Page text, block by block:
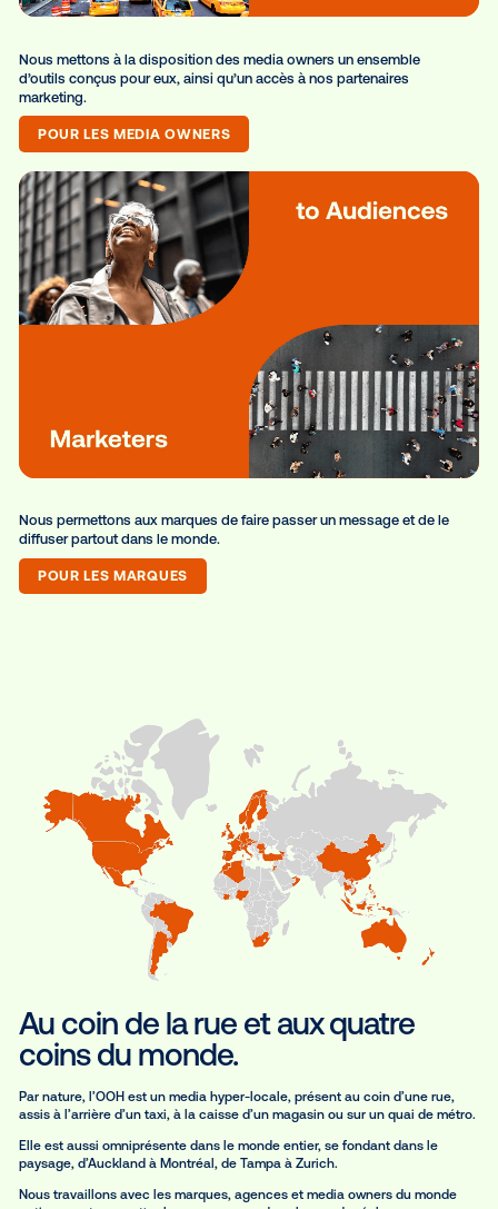
Nous mettons à la disposition des media owners un ensemble
marketing.
POUR LES MEDIA OWNERS
Nous permettons aux marques de faire passer un message et
diffuser partout dans le monde.